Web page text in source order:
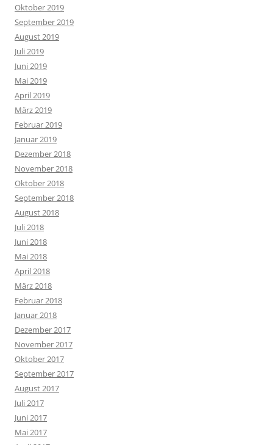
Oktober 2019
September 2019
August 2019
Juli 2019
Juni 2019
Mai 2019
April 2019
März 2019
Februar 2019
Januar 2019
Dezember 2018
November 2018
Oktober 2018
September 2018
August 2018
Juli 2018
Juni 2018
Mai 2018
April 2018
März 2018
Februar 2018
Januar 2018
Dezember 2017
November 2017
Oktober 2017
September 2017
August 2017
Juli 2017
Juni 2017
Mai 2017